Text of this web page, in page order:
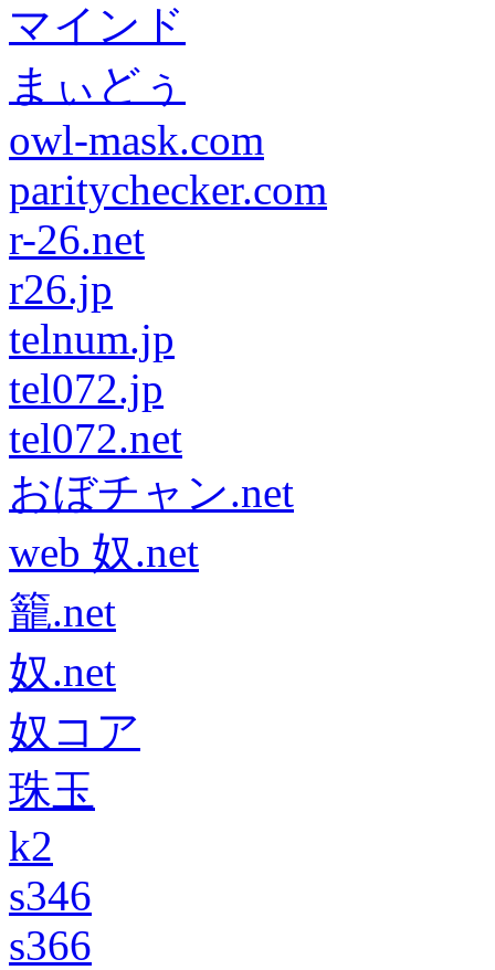
マインド
まぃどぅ
owl-mask.com
paritychecker.com
r-26.net
r26.jp
telnum.jp
tel072.jp
tel072.net
おぼチャン.net
web 奴.net
籠.net
奴.net
奴コア
珠玉
k2
s346
s366